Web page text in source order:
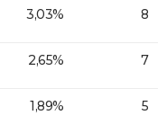
3,03% 8
2,65% 7
1,89% 5